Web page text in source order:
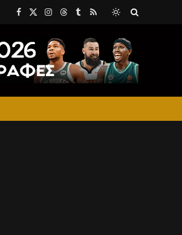
Facebook
X
Instagram
Threads
Tumblr
RSS